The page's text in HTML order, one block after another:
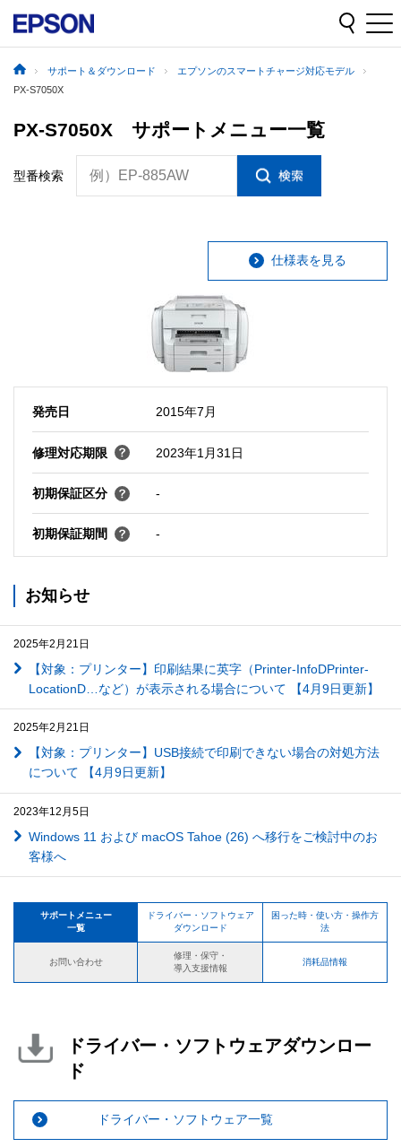
サポート＆ダウンロード
エプソンのスマートチャージ対応モデル
PX-S7050X
PX-S7050X サポートメニュー一覧
型番検索 例）EP-885AW
仕様表を見る
発売日 2015年7月
修理対応期限 2023年1月31日
初期保証区分 -
初期保証期間 -
お知らせ
2025年2月21日
【対象：プリンター】印刷結果に英字（Printer-InfoDPrinter-
LocationD…など）が表示される場合について 【4月9日更新】
2025年2月21日
【対象：プリンター】USB接続で印刷できない場合の対処方法
について 【4月9日更新】
2023年12月5日
Windows 11 および macOS Tahoe (26) へ移行をご検討中のお
客様へ
サポートメニュー
一覧
ドライバー・ソフトウェア
ダウンロード
困った時・使い方・操作方
法
お問い合わせ
修理・保守・
導入支援情報
消耗品情報
ドライバー・ソフトウェアダウンロー
ド
ドライバー・ソフトウェア一覧